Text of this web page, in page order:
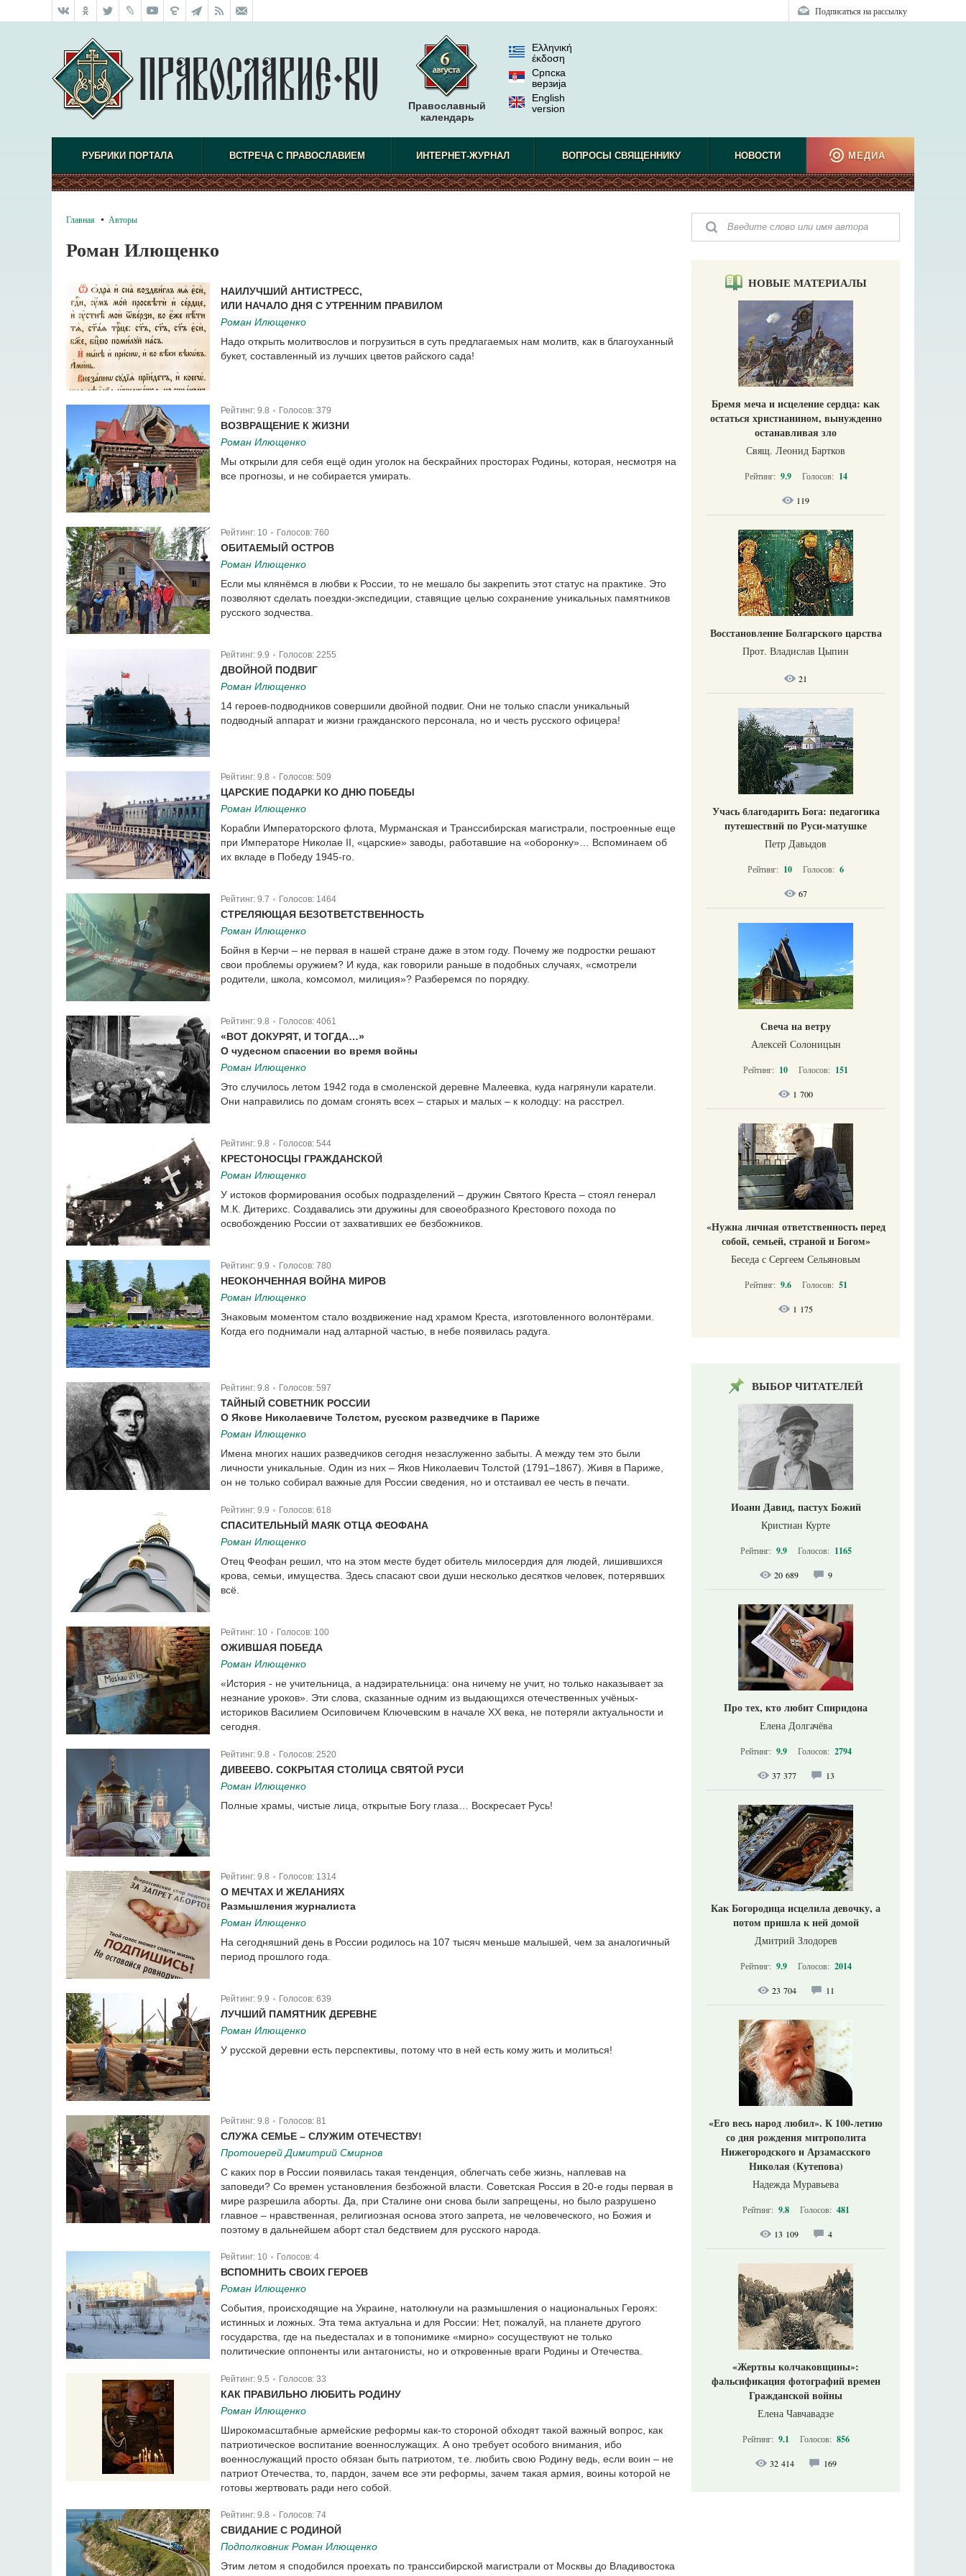
Подписаться на рассылку
Православный
календарь
Ελληνική
έκδοση
Српска
верзиjа
English
version
РУБРИКИ ПОРТАЛА ВСТРЕЧА С ПРАВОСЛАВИЕМ ИНТЕРНЕТ-ЖУРНАЛ ВОПРОСЫ СВЯЩЕННИКУ НОВОСТИ МЕДИА
Главная Авторы
Роман Илющенко
НАИЛУЧШИЙ АНТИСТРЕСС,
ИЛИ НАЧАЛО ДНЯ С УТРЕННИМ ПРАВИЛОМ
Роман Илющенко
Надо открыть молитвослов и погрузиться в суть предлагаемых нам молитв, как в благоуханный
букет, составленный из лучших цветов райского сада!
Рейтинг: 9.8 Голосов: 379
ВОЗВРАЩЕНИЕ К ЖИЗНИ
Роман Илющенко
Мы открыли для себя ещё один уголок на бескрайних просторах Родины, которая, несмотря на
все прогнозы, и не собирается умирать.
Рейтинг: 10 Голосов: 760
ОБИТАЕМЫЙ ОСТРОВ
Роман Илющенко
Если мы клянёмся в любви к России, то не мешало бы закрепить этот статус на практике. Это
позволяют сделать поездки-экспедиции, ставящие целью сохранение уникальных памятников
русского зодчества.
Рейтинг: 9.9 Голосов: 2255
ДВОЙНОЙ ПОДВИГ
Роман Илющенко
14 героев-подводников совершили двойной подвиг. Они не только спасли уникальный
подводный аппарат и жизни гражданского персонала, но и честь русского офицера!
Рейтинг: 9.8 Голосов: 509
ЦАРСКИЕ ПОДАРКИ КО ДНЮ ПОБЕДЫ
Роман Илющенко
Корабли Императорского флота, Мурманская и Транссибирская магистрали, построенные еще
при Императоре Николае II, «царские» заводы, работавшие на «оборонку»… Вспоминаем об
их вкладе в Победу 1945-го.
Рейтинг: 9.7 Голосов: 1464
СТРЕЛЯЮЩАЯ БЕЗОТВЕТСТВЕННОСТЬ
Роман Илющенко
Бойня в Керчи – не первая в нашей стране даже в этом году. Почему же подростки решают
свои проблемы оружием? И куда, как говорили раньше в подобных случаях, «смотрели
родители, школа, комсомол, милиция»? Разберемся по порядку.
Рейтинг: 9.8 Голосов: 4061
«ВОТ ДОКУРЯТ, И ТОГДА…»
О чудесном спасении во время войны
Роман Илющенко
Это случилось летом 1942 года в смоленской деревне Малеевка, куда нагрянули каратели.
Они направились по домам сгонять всех – старых и малых – к колодцу: на расстрел.
Рейтинг: 9.8 Голосов: 544
КРЕСТОНОСЦЫ ГРАЖДАНСКОЙ
Роман Илющенко
У истоков формирования особых подразделений – дружин Святого Креста – стоял генерал
М.К. Дитерихс. Создавались эти дружины для своеобразного Крестового похода по
освобождению России от захвативших ее безбожников.
Рейтинг: 9.9 Голосов: 780
НЕОКОНЧЕННАЯ ВОЙНА МИРОВ
Роман Илющенко
Знаковым моментом стало воздвижение над храмом Креста, изготовленного волонтёрами.
Когда его поднимали над алтарной частью, в небе появилась радуга.
Рейтинг: 9.8 Голосов: 597
ТАЙНЫЙ СОВЕТНИК РОССИИ
О Якове Николаевиче Толстом, русском разведчике в Париже
Роман Илющенко
Имена многих наших разведчиков сегодня незаслуженно забыты. А между тем это были
личности уникальные. Один из них – Яков Николаевич Толстой (1791–1867). Живя в Париже,
он не только собирал важные для России сведения, но и отстаивал ее честь в печати.
Рейтинг: 9.9 Голосов: 618
СПАСИТЕЛЬНЫЙ МАЯК ОТЦА ФЕОФАНА
Роман Илющенко
Отец Феофан решил, что на этом месте будет обитель милосердия для людей, лишившихся
крова, семьи, имущества. Здесь спасают свои души несколько десятков человек, потерявших
всё.
Рейтинг: 10 Голосов: 100
ОЖИВШАЯ ПОБЕДА
Роман Илющенко
«История - не учительница, а надзирательница: она ничему не учит, но только наказывает за
незнание уроков». Эти слова, сказанные одним из выдающихся отечественных учёных-
историков Василием Осиповичем Ключевским в начале ХХ века, не потеряли актуальности и
сегодня.
Рейтинг: 9.8 Голосов: 2520
ДИВЕЕВО. СОКРЫТАЯ СТОЛИЦА СВЯТОЙ РУСИ
Роман Илющенко
Полные храмы, чистые лица, открытые Богу глаза… Воскресает Русь!
Рейтинг: 9.8 Голосов: 1314
О МЕЧТАХ И ЖЕЛАНИЯХ
Размышления журналиста
Роман Илющенко
На сегодняшний день в России родилось на 107 тысяч меньше малышей, чем за аналогичный
период прошлого года.
Рейтинг: 9.9 Голосов: 639
ЛУЧШИЙ ПАМЯТНИК ДЕРЕВНЕ
Роман Илющенко
У русской деревни есть перспективы, потому что в ней есть кому жить и молиться!
Рейтинг: 9.8 Голосов: 81
СЛУЖА СЕМЬЕ – СЛУЖИМ ОТЕЧЕСТВУ!
Протоиерей Димитрий Смирнов
С каких пор в России появилась такая тенденция, облегчать себе жизнь, наплевав на
заповеди? Со времен установления безбожной власти. Советская Россия в 20-е годы первая в
мире разрешила аборты. Да, при Сталине они снова были запрещены, но было разрушено
главное – нравственная, религиозная основа этого запрета, не человеческого, но Божия и
поэтому в дальнейшем аборт стал бедствием для русского народа.
Рейтинг: 10 Голосов: 4
ВСПОМНИТЬ СВОИХ ГЕРОЕВ
Роман Илющенко
События, происходящие на Украине, натолкнули на размышления о национальных Героях:
истинных и ложных. Эта тема актуальна и для России: Нет, пожалуй, на планете другого
государства, где на пьедесталах и в топонимике «мирно» сосуществуют не только
политические оппоненты или антагонисты, но и откровенные враги Родины и Отечества.
Рейтинг: 9.5 Голосов: 33
КАК ПРАВИЛЬНО ЛЮБИТЬ РОДИНУ
Роман Илющенко
Широкомасштабные армейские реформы как-то стороной обходят такой важный вопрос, как
патриотическое воспитание военнослужащих. А оно требует особого внимания, ибо
военнослужащий просто обязан быть патриотом, т.е. любить свою Родину ведь, если воин – не
патриот Отечества, то, пардон, зачем все эти реформы, зачем такая армия, воины которой не
готовы жертвовать ради него собой.
Рейтинг: 9.8 Голосов: 74
СВИДАНИЕ С РОДИНОЙ
Подполковник Роман Илющенко
Этим летом я сподобился проехать по транссибирской магистрали от Москвы до Владивостока
НОВЫЕ МАТЕРИАЛЫ
Бремя меча и исцеление сердца: как
остаться христианином, вынужденно
останавливая зло
Свящ. Леонид Бартков
Рейтинг: 9.9 Голосов: 14
119
Восстановление Болгарского царства
Прот. Владислав Цыпин
21
Учась благодарить Бога: педагогика
путешествий по Руси-матушке
Петр Давыдов
Рейтинг: 10 Голосов: 6
67
Свеча на ветру
Алексей Солоницын
Рейтинг: 10 Голосов: 151
1 700
«Нужна личная ответственность перед
собой, семьей, страной и Богом»
Беседа с Сергеем Сельяновым
Рейтинг: 9.6 Голосов: 51
1 175
ВЫБОР ЧИТАТЕЛЕЙ
Иоанн Давид, пастух Божий
Кристиан Курте
Рейтинг: 9.9 Голосов: 1165
20 689 9
Про тех, кто любит Спиридона
Елена Долгачёва
Рейтинг: 9.9 Голосов: 2794
37 377 13
Как Богородица исцелила девочку, а
потом пришла к ней домой
Дмитрий Злодорев
Рейтинг: 9.9 Голосов: 2014
23 704 11
«Его весь народ любил». К 100-летию
со дня рождения митрополита
Нижегородского и Арзамасского
Николая (Кутепова)
Надежда Муравьева
Рейтинг: 9.8 Голосов: 481
13 109 4
«Жертвы колчаковщины»:
фальсификация фотографий времен
Гражданской войны
Елена Чавчавадзе
Рейтинг: 9.1 Голосов: 856
32 414 169